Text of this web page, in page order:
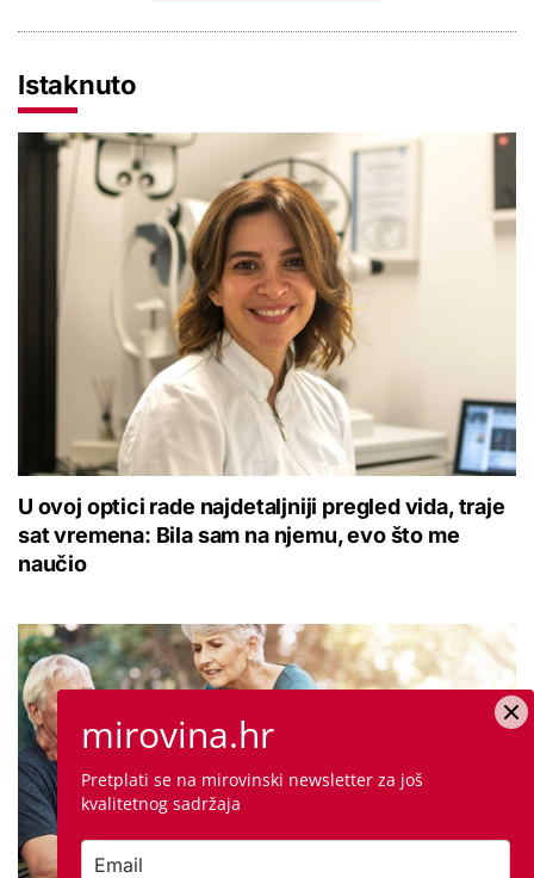
Istaknuto
U ovoj optici rade najdetaljniji pregled vida, traje
sat vremena: Bila sam na njemu, evo što me
naučio
mirovina.hr
Pretplati se na mirovinski newsletter za još
kvalitetnog sadržaja